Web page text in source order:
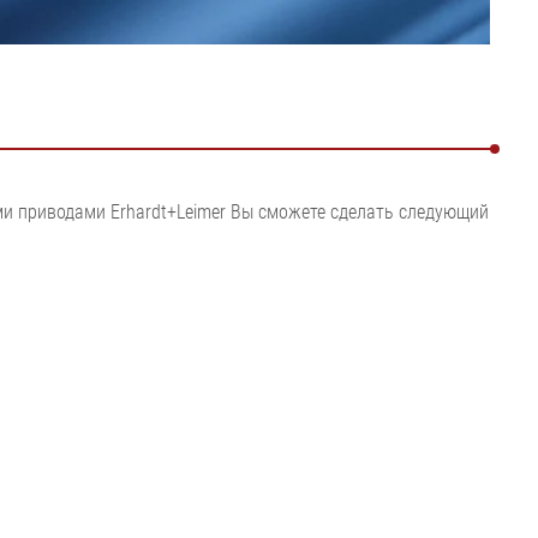
приводами Erhardt+Leimer Вы сможете сделать следующий